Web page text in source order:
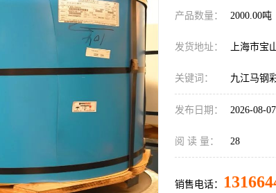
产品数量： 2000.00吨
发货地址： 上海市宝
关键词： 九江马钢
发布日期： 2026-08-07
阅 读 量： 28
销售电话：